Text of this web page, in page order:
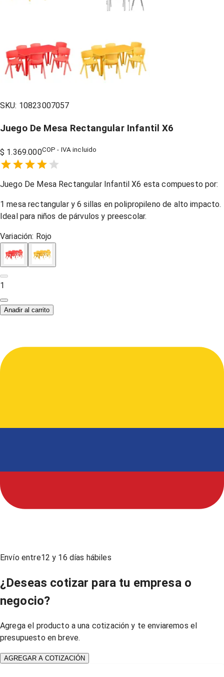
SKU: 10823007057
Juego De Mesa Rectangular Infantil X6
$ 1.369.000COP - IVA incluido
1 Star,
2 Stars,
3 Stars,
4 Stars,
5 Stars,
Juego De Mesa Rectangular Infantil X6 esta compuesto por:
1 mesa rectangular y 6 sillas en polipropileno de alto impacto.
Ideal para niños de párvulos y preescolar.
Variación: Rojo
1
Anadir al carrito
Envío entre12 y 16 días hábiles
¿Deseas cotizar para tu empresa o
negocio?
Agrega el producto a una cotización y te enviaremos el
presupuesto en breve.
AGREGAR A COTIZACIÓN